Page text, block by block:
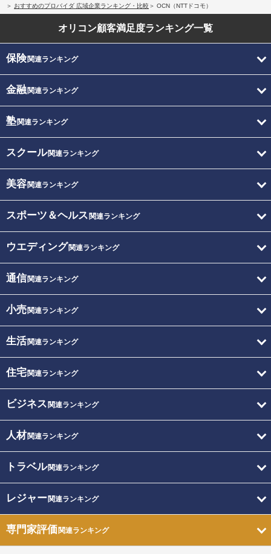
おすすめのプロバイダ 広域企業ランキング・比較
OCN（NTTドコモ）
オリコン顧客満足度ランキング一覧
保険関連ランキング
金融関連ランキング
塾関連ランキング
スクール関連ランキング
美容関連ランキング
スポーツ＆ヘルス 関連ランキング
ウエディング関連ランキング
通信関連ランキング
小売関連ランキング
生活関連ランキング
住宅関連ランキング
ビジネス 関連ランキング
人材関連ランキング
トラベル関連ランキング
レジャー関連ランキング
専門家評価関連ランキング